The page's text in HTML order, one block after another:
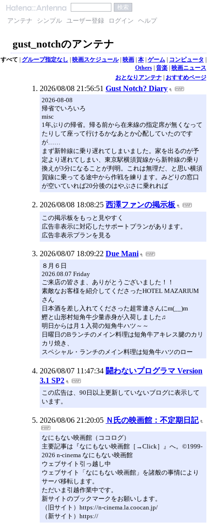
アンテナ シンプル ユーザー登録 ログイン ヘルプ
gust_notchのアンテナ
すべて | グループ指定なし | 映画スケジュール| 映画| 本| ゲーム| コンピュータ |
Others| 音楽| 映画ニュース
おとなりアンテナ| おすすめページ
2026/08/08 21:56:51 Gust Notch? Diary
2026-08-08
帰省でいろいろ
misc
1年ぶりの帰省。帰る前から在来線の指定席が無くなって
たりして座って行けるかなあとか心配していたのです
が……
まず新幹線に乗り遅れてしまいました。家を出るのが予
定より遅れてしまい、東京駅横須賀線から新幹線の乗り
換えが3分になることが判明。これは無理だ、と思い横須
賀線に乗ってる途中から作戦を練ります。みどりの窓口
が空いていれば20分後のはやぶさに乗れれば
2026/08/08 18:08:25 西澤ファンの掲示板
この掲示板をもっと見やすく
広告非表示に対応したサポートプランがあります。
広告非表示プランを見る
2026/08/07 18:09:22 Due Mani
８月６日
2026.08.07 Friday
ご来店の皆さま、ありがとうございました！！
素敵なお客様を紹介してくださったHOTEL MAZARIUM
さん
日本酒を差し入れてくださった超常連さんにm(__)m
鰹と山形村短角牛少量赤身が入荷しました♫
明日からは月１入荷の短角牛ハツ～～
日曜日のBランチのメイン料理は短角牛アキレス腱のカリ
カリ焼き、
スペシャル・ランチのメイン料理は短角牛ハツのロー
2026/08/07 11:47:34 闘わないプログラマ Version
3.1 SP2
この広告は、90日以上更新していないブログに表示して
います。
2026/08/06 21:20:05 Ｎ氏の映画館：不定期日記
なにもない映画館（ココログ）
主要記事は『なにもない映画館［→Click］』へ。©1999-
2026 n-cinema なにもない映画館
ウェブサイト引っ越し中
ウェブサイト「なにもない映画館」を諸般の事情により
サーバ移転します。
ただいま引越作業中です。
新サイトのブックマークをお願いします。
（旧サイト）https://n-cinema.la.coocan.jp/
（新サイト）https://